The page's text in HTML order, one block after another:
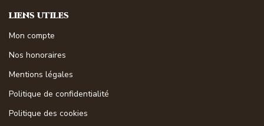
LIENS UTILES
Mon compte
Nos honoraires
Mentions légales
Politique de confidentialité
Politique des cookies